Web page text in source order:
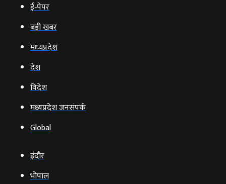
ई‑पेपर
बड़ी खबर
मध्‍यप्रदेश
देश
विदेश
मध्यप्रदेश जनसंपर्क
Global
इंदौर
भोपाल